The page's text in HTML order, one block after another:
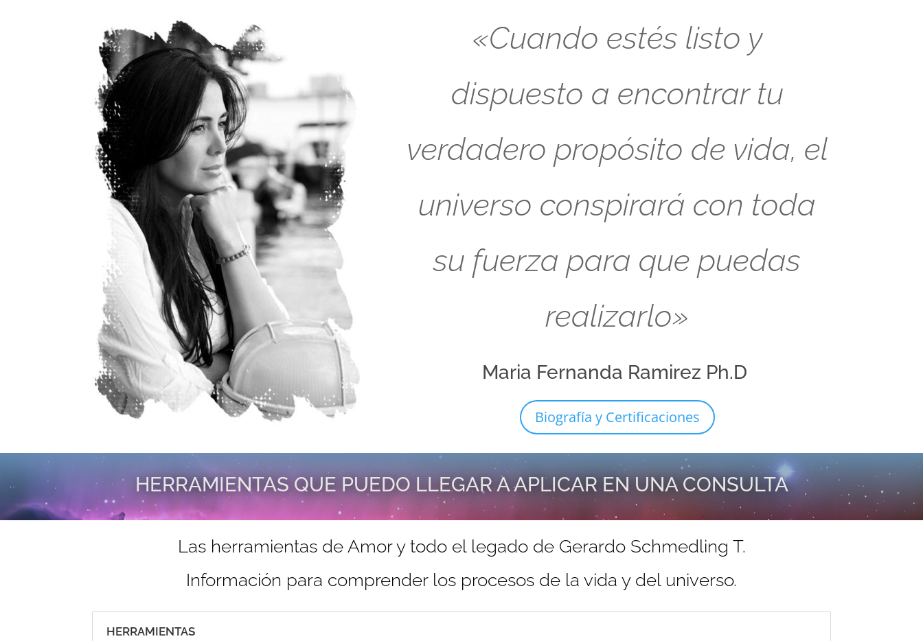
«Cuando estés listo y
dispuesto a encontrar tu
verdadero propósito de vida, el
universo conspirará con toda
su fuerza para que puedas
realizarlo»
Maria Fernanda Ramirez Ph.D
Biografía y Certificaciones
HERRAMIENTAS QUE PUEDO LLEGAR A APLICAR EN UNA CONSULTA
Las herramientas de Amor y todo el legado de Gerardo Schmedling T.
Información para comprender los procesos de la vida y del universo.
HERRAMIENTAS